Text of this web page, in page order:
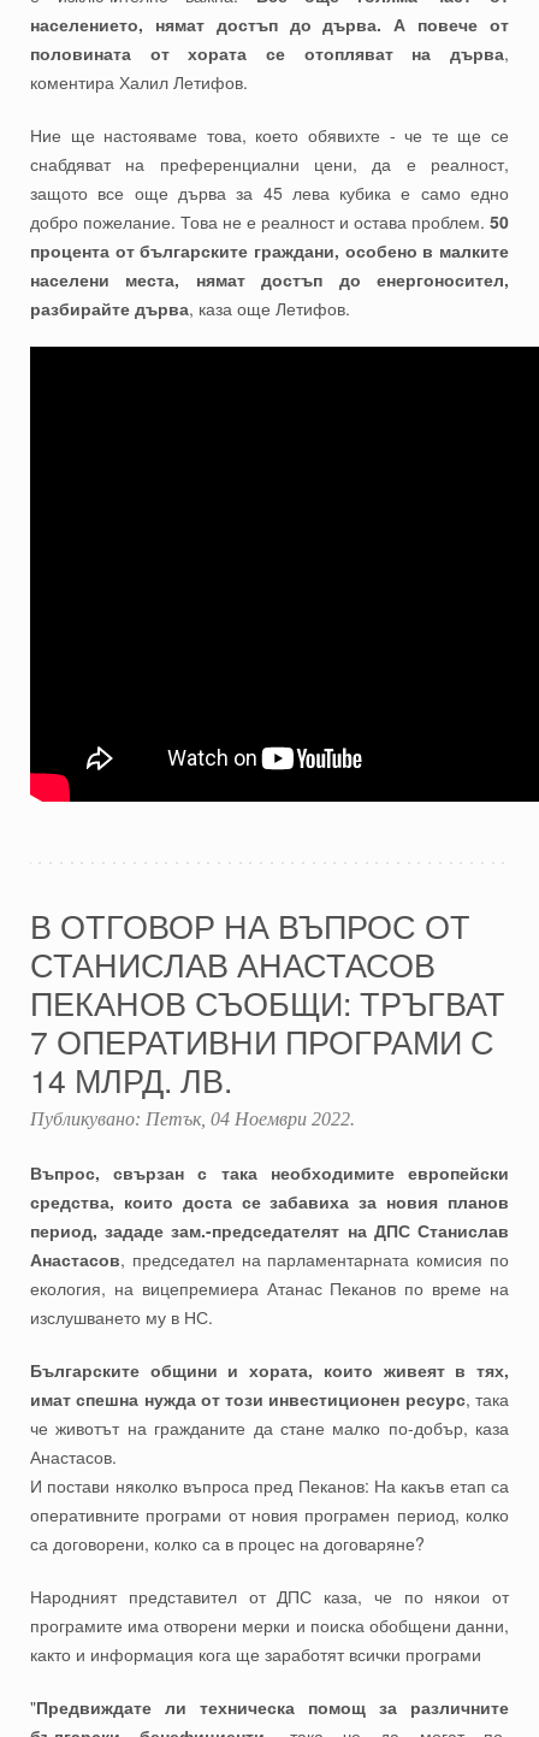
населението, нямат достъп до дърва. А повече от
половината от хората се отопляват на дърва,
коментира Халил Летифов.
Ние ще настояваме това, което обявихте - че те ще се
снабдяват на преференциални цени, да е реалност,
защото все още дърва за 45 лева кубика е само едно
добро пожелание. Това не е реалност и остава проблем. 50
процента от българските граждани, особено в малките
населени места, нямат достъп до енергоносител,
разбирайте дърва, каза още Летифов.
В ОТГОВОР НА ВЪПРОС ОТ
СТАНИСЛАВ АНАСТАСОВ
ПЕКАНОВ СЪОБЩИ: ТРЪГВАТ
7 ОПЕРАТИВНИ ПРОГРАМИ С
14 МЛРД. ЛВ.
Публикувано: Петък, 04 Ноември 2022.
Въпрос, свързан с така необходимите европейски
средства, които доста се забавиха за новия планов
период, зададе зам.-председателят на ДПС Станислав
Анастасов, председател на парламентарната комисия по
екология, на вицепремиера Атанас Пеканов по време на
изслушването му в НС.
Българските общини и хората, които живеят в тях,
имат спешна нужда от този инвестиционен ресурс, така
че животът на гражданите да стане малко по-добър, каза
Анастасов.
И постави няколко въпроса пред Пеканов: На какъв етап са
оперативните програми от новия програмен период, колко
са договорени, колко са в процес на договаряне?
Народният представител от ДПС каза, че по някои от
програмите има отворени мерки и поиска обобщени данни,
както и информация кога ще заработят всички програми
"Предвиждате ли техническа помощ за различните